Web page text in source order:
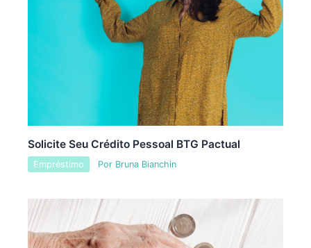
Solicite Seu Crédito Pessoal BTG Pactual
Empréstimo Por Bruna Bianchin